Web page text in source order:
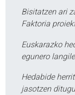
Bisitatzen ari
Faktoria
Euskarazko
egunero
Hedabide
jasotzen